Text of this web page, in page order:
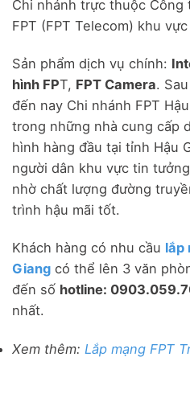
Chi nhánh trực thuộc Công
FPT (FPT Telecom) khu
Sản phẩm dịch vụ chính:
hình FPT, FPT Camera.
đến nay Chi nhánh FPT
trong những nhà cung cấp
hình hàng đầu tại tỉnh Hậu
người dân khu vực tin
nhờ chất lượng đường
trình hậu mãi tốt.
Khách hàng có nhu cầu lắp
Giang có thể lên 3 văn
đến số hotline:
nhất.
Xem thêm: Lắp mạng FPT